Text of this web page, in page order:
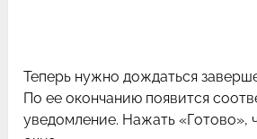
Теперь нужно дождаться
По ее окончанию появится
уведомление. Нажать «Готово»,